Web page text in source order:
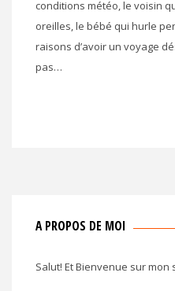
conditions météo, le voisin
oreilles, le bébé qui hurle
raisons d’avoir un voyage
pas…
A PROPOS DE MOI
Salut! Et Bienvenue sur mon